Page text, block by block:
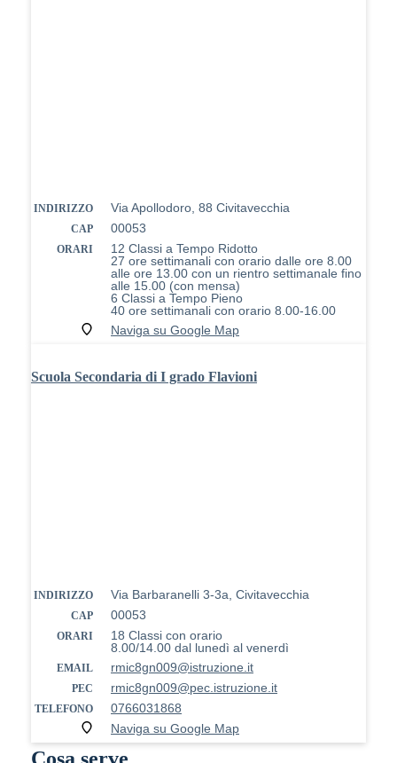
INDIRIZZO Via Apollodoro, 88 Civitavecchia
CAP 00053
ORARI
12 Classi a Tempo Ridotto
27 ore settimanali con orario dalle ore 8.00
alle ore 13.00 con un rientro settimanale fino
alle 15.00 (con mensa)
6 Classi a Tempo Pieno
40 ore settimanali con orario 8.00-16.00
Naviga su Google Map
Scuola Secondaria di I grado Flavioni
INDIRIZZO Via Barbaranelli 3-3a, Civitavecchia
CAP 00053
ORARI
18 Classi con orario
8.00/14.00 dal lunedì al venerdì
EMAIL rmic8gn009@istruzione.it
PEC rmic8gn009@pec.istruzione.it
TELEFONO
0766031868
Naviga su Google Map